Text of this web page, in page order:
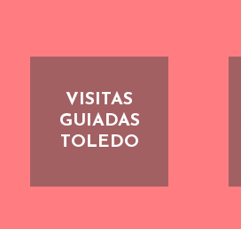
VISITAS
GUIADAS
TOLEDO